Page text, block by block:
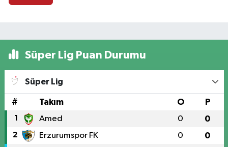
Süper Lig Puan Durumu
Süper Lig
# Takım O P
1 Amed 0 0
2 Erzurumspor FK 0 0